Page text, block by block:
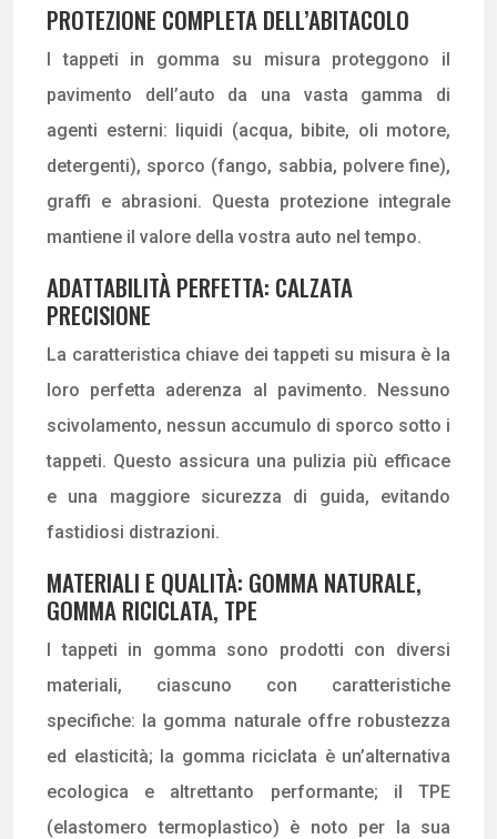
PROTEZIONE COMPLETA DELL’ABITACOLO
I tappeti in gomma su misura proteggono il
pavimento dell’auto da una vasta gamma di
agenti esterni: liquidi (acqua, bibite, oli motore,
detergenti), sporco (fango, sabbia, polvere fine),
graffi e abrasioni. Questa protezione integrale
mantiene il valore della vostra auto nel tempo.
ADATTABILITÀ PERFETTA: CALZATA
PRECISIONE
La caratteristica chiave dei tappeti su misura è la
loro perfetta aderenza al pavimento. Nessuno
scivolamento, nessun accumulo di sporco sotto i
tappeti. Questo assicura una pulizia più efficace
e una maggiore sicurezza di guida, evitando
fastidiosi distrazioni.
MATERIALI E QUALITÀ: GOMMA NATURALE,
GOMMA RICICLATA, TPE
I tappeti in gomma sono prodotti con diversi
materiali, ciascuno con caratteristiche
specifiche: la gomma naturale offre robustezza
ed elasticità; la gomma riciclata è un’alternativa
ecologica e altrettanto performante; il TPE
(elastomero termoplastico) è noto per la sua